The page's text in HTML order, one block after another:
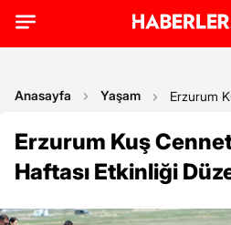
Anasayfa Yaşam Erzurum
Erzurum Kuş
Haftası Etkinliği